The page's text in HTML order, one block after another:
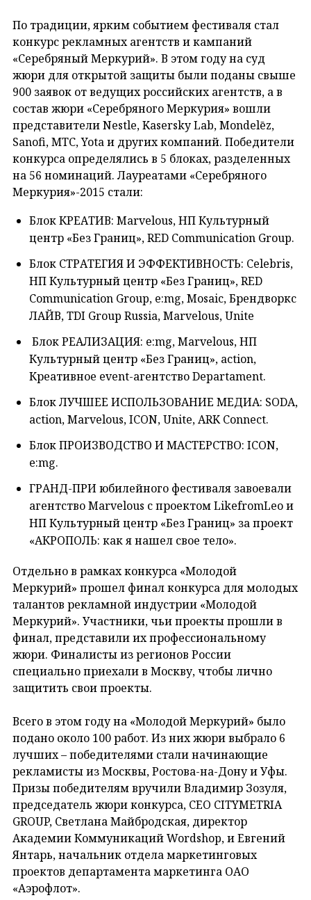
По традиции, ярким событием фестиваля стал
конкурс рекламных агентств и кампаний
«Серебряный Меркурий». В этом году на суд
жюри для открытой защиты были поданы свыше
900 заявок от ведущих российских агентств, а в
состав жюри «Серебряного Меркурия» вошли
представители Nestle, Kasersky Lab, Mondelēz,
Sanofi, МТС, Yota и других компаний. Победители
конкурса определялись в 5 блоках, разделенных
на 56 номинаций. Лауреатами «Серебряного
Меркурия»-2015 стали:
Блок КРЕАТИВ: Marvelous, НП Культурный
центр «Без Границ», RED Communication Group.
Блок СТРАТЕГИЯ И ЭФФЕКТИВНОСТЬ: Celebris,
НП Культурный центр «Без Границ», RED
Communication Group, e:mg, Mosaic, Брендворкс
ЛАЙВ, TDI Group Russia, Marvelous, Unite
Блок РЕАЛИЗАЦИЯ: e:mg, Marvelous, НП
Культурный центр «Без Границ», action,
Креативное event-агентство Departament.
Блок ЛУЧШЕЕ ИСПОЛЬЗОВАНИЕ МЕДИА: SODA,
action, Marvelous, ICON, Unite, ARK Connect.
Блок ПРОИЗВОДСТВО И МАСТЕРСТВО: ICON,
e:mg.
ГРАНД-ПРИ юбилейного фестиваля завоевали
агентство Marvelous с проектом LikefromLeo и
НП Культурный центр «Без Границ» за проект
«АКРОПОЛЬ: как я нашел свое тело».
Отдельно в рамках конкурса «Молодой
Меркурий» прошел финал конкурса для молодых
талантов рекламной индустрии «Молодой
Меркурий». Участники, чьи проекты прошли в
финал, представили их профессиональному
жюри. Финалисты из регионов России
специально приехали в Москву, чтобы лично
защитить свои проекты.
Всего в этом году на «Молодой Меркурий» было
подано около 100 работ. Из них жюри выбрало 6
лучших – победителями стали начинающие
рекламисты из Москвы, Ростова-на-Дону и Уфы.
Призы победителям вручили Владимир Зозуля,
председатель жюри конкурса, CEO CITYMETRIA
GROUP, Светлана Майбродская, директор
Академии Коммуникаций Wordshop, и Евгений
Янтарь, начальник отдела маркетинговых
проектов департамента маркетинга ОАО
«Аэрофлот».